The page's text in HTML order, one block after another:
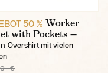
50 % Worker
with Pockets —
Overshirt mit vielen
€